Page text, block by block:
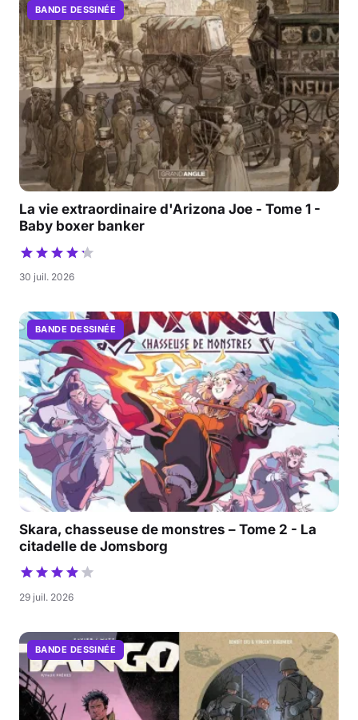
BANDE DESSINÉE
La vie extraordinaire d'Arizona Joe - Tome 1 -
Baby boxer banker
30 juil. 2026
BANDE DESSINÉE
Skara, chasseuse de monstres – Tome 2 - La
citadelle de Jomsborg
29 juil. 2026
BANDE DESSINÉE